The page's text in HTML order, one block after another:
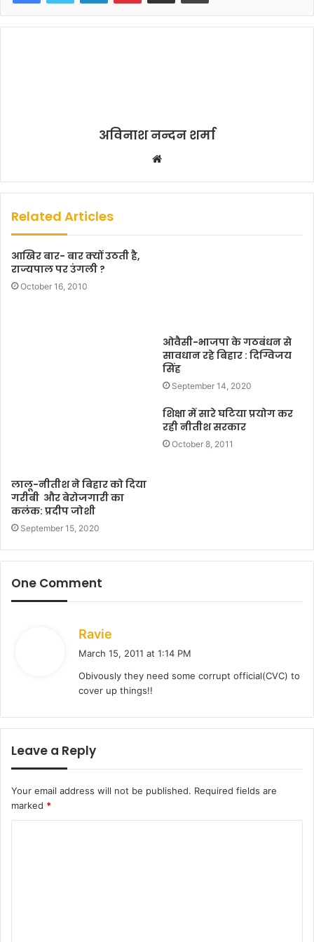
अविनाश नन्दन शर्मा
b
Related Articles
आखिर बार- बार क्यों उठती है,
राज्यपाल पर उंगली ?
October 16, 2010
ओवैसी-भाजपा के गठबंधन से
सावधान रहे बिहार : दिग्विजय
सिंह
September 14, 2020
लालू-नीतीश ने बिहार को दिया
गरीबी और बेरोजगारी का
कलंक: प्रदीप जोशी
September 15, 2020
शिक्षा में सारे घटिया प्रयोग कर
रही नीतीश सरकार
October 8, 2011
One Comment
Ravie
s
:
March 15, 2011 at 1:14 PM
Obivously they need some corrupt official(CVC) to
cover up things!!
Leave a Reply
Your email address will not be published. Required fields are
marked *